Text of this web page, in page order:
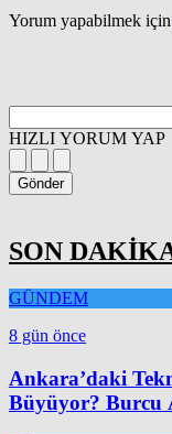
Yorum yapabilmek için
HIZLI YORUM YAP
Gönder
SON
GÜNDEM
8 gün önce
Ankara’daki
Büyüyor? Burcu